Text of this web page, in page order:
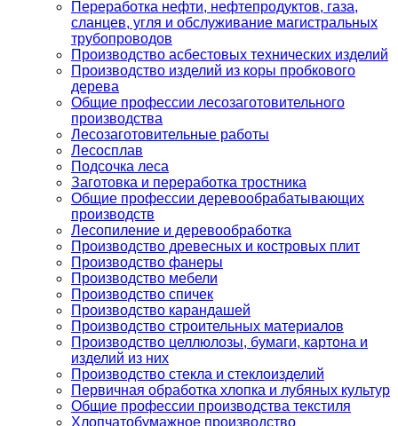
Переработка нефти, нефтепродуктов, газа,
сланцев, угля и обслуживание магистральных
трубопроводов
Производство асбестовых технических изделий
Производство изделий из коры пробкового
дерева
Общие профессии лесозаготовительного
производства
Лесозаготовительные работы
Лесосплав
Подсочка леса
Заготовка и переработка тростника
Общие профессии деревообрабатывающих
производств
Лесопиление и деревообработка
Производство древесных и костровых плит
Производство фанеры
Производство мебели
Производство спичек
Производство карандашей
Производство строительных материалов
Производство целлюлозы, бумаги, картона и
изделий из них
Производство стекла и стеклоизделий
Первичная обработка хлопка и лубяных культур
Общие профессии производства текстиля
Хлопчатобумажное производство